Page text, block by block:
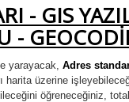
- GIS
-
yarayacak, Adres
üzerine
öğreneceğiniz,